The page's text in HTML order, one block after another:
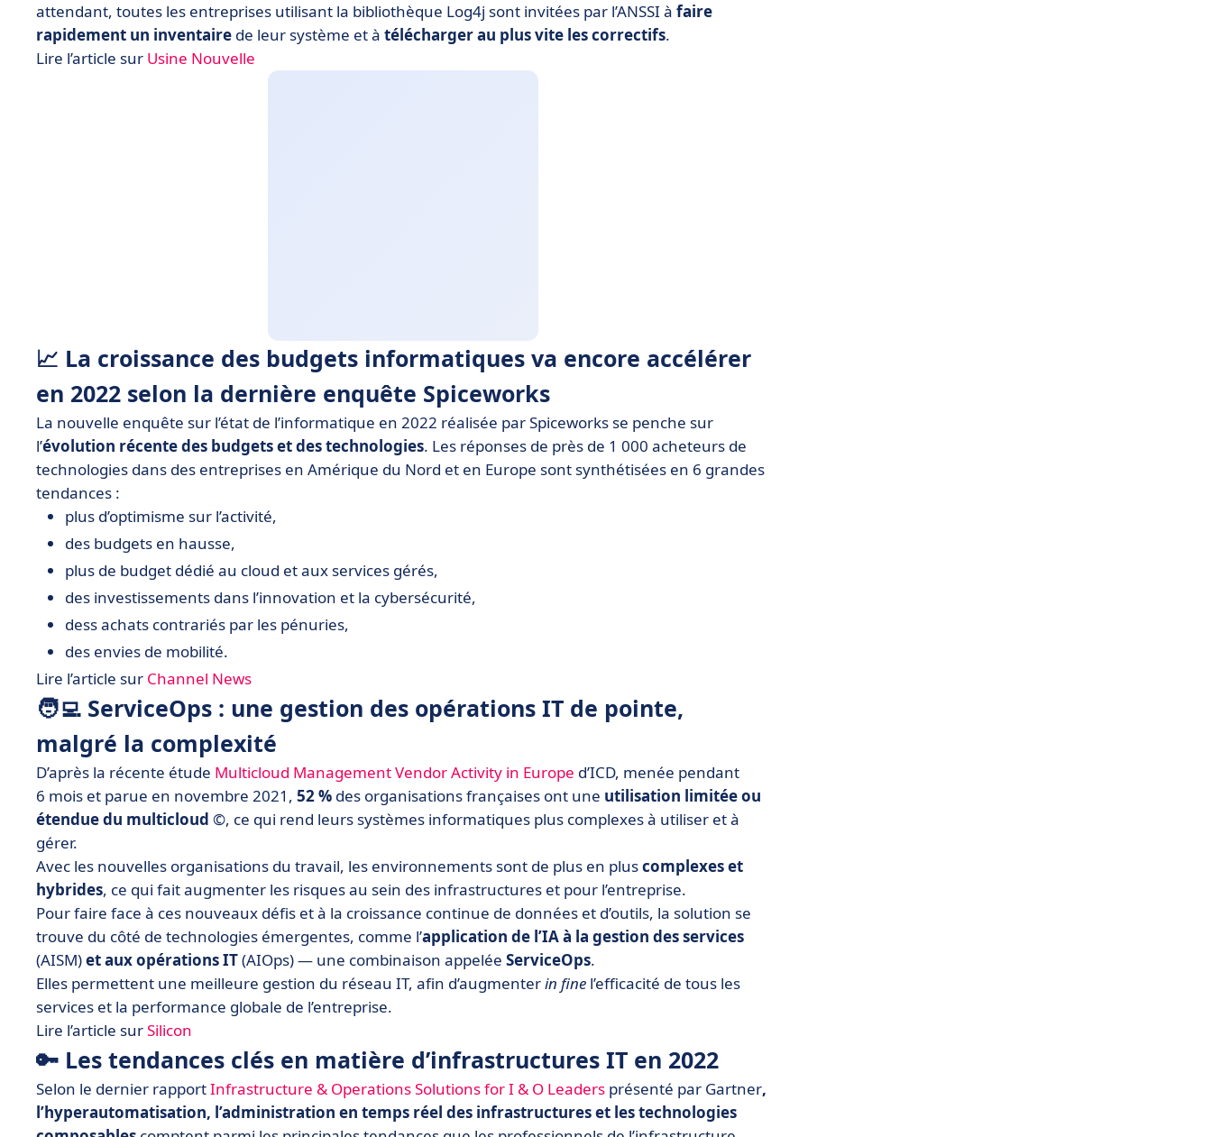
attendant, toutes les entreprises utilisant la bibliothèque Log4j sont invitées par l’ANSSI à faire
rapidement un inventaire de leur système et à télécharger au plus vite les correctifs.
Lire l’article sur Usine Nouvelle
📈 La croissance des budgets informatiques va encore accélérer
en 2022 selon la dernière enquête Spiceworks
La nouvelle enquête sur l’état de l’informatique en 2022 réalisée par Spiceworks se penche sur
l’évolution récente des budgets et des technologies. Les réponses de près de 1 000 acheteurs de
technologies dans des entreprises en Amérique du Nord et en Europe sont synthétisées en 6 grandes
tendances :
plus d’optimisme sur l’activité,
des budgets en hausse,
plus de budget dédié au cloud et aux services gérés,
des investissements dans l’innovation et la cybersécurité,
dess achats contrariés par les pénuries,
des envies de mobilité.
Lire l’article sur Channel News
🧑‍💻 ServiceOps : une gestion des opérations IT de pointe,
malgré la complexité
D’après la récente étude Multicloud Management Vendor Activity in Europe d’ICD, menée pendant
6 mois et parue en novembre 2021, 52 % des organisations françaises ont une utilisation limitée ou
étendue du multicloud ©, ce qui rend leurs systèmes informatiques plus complexes à utiliser et à
gérer.
Avec les nouvelles organisations du travail, les environnements sont de plus en pluscomplexes et
hybrides, ce qui fait augmenter les risques au sein des infrastructures et pour l’entreprise.
Pour faire face à ces nouveaux défis et à la croissance continue de données et d’outils, la solution se
trouve du côté de technologies émergentes, comme l’application de l’IA à la gestion des services
(AISM)et aux opérations IT(AIOps) — une combinaison appelée ServiceOps.
Elles permettent une meilleure gestion du réseau IT, afin d’augmenterin fine l’efficacité de tous les
services et la performance globale de l’entreprise.
Lire l’article surSilicon
🔑 Les tendances clés en matière d’infrastructures IT en 2022
Selon le dernier rapportInfrastructure & Operations Solutions for I & O Leaders présenté par Gartner,
l’hyperautomatisation, l’administration en temps réel des infrastructures et les technologies